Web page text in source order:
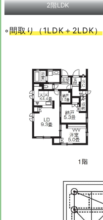
2階LDK
◦間取り（1LDK＋2LDK）